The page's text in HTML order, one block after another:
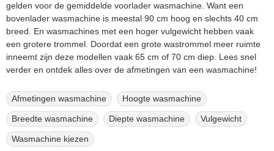
gelden voor de gemiddelde voorlader wasmachine. Want een
bovenlader wasmachine is meestal 90 cm hoog en slechts 40 cm
breed. En wasmachines met een hoger vulgewicht hebben vaak
een grotere trommel. Doordat een grote wastrommel meer ruimte
inneemt zijn deze modellen vaak 65 cm of 70 cm diep. Lees snel
verder en ontdek alles over de afmetingen van een wasmachine!
Afmetingen wasmachine Hoogte wasmachine
Breedte wasmachine Diepte wasmachine Vulgewicht
Wasmachine kiezen